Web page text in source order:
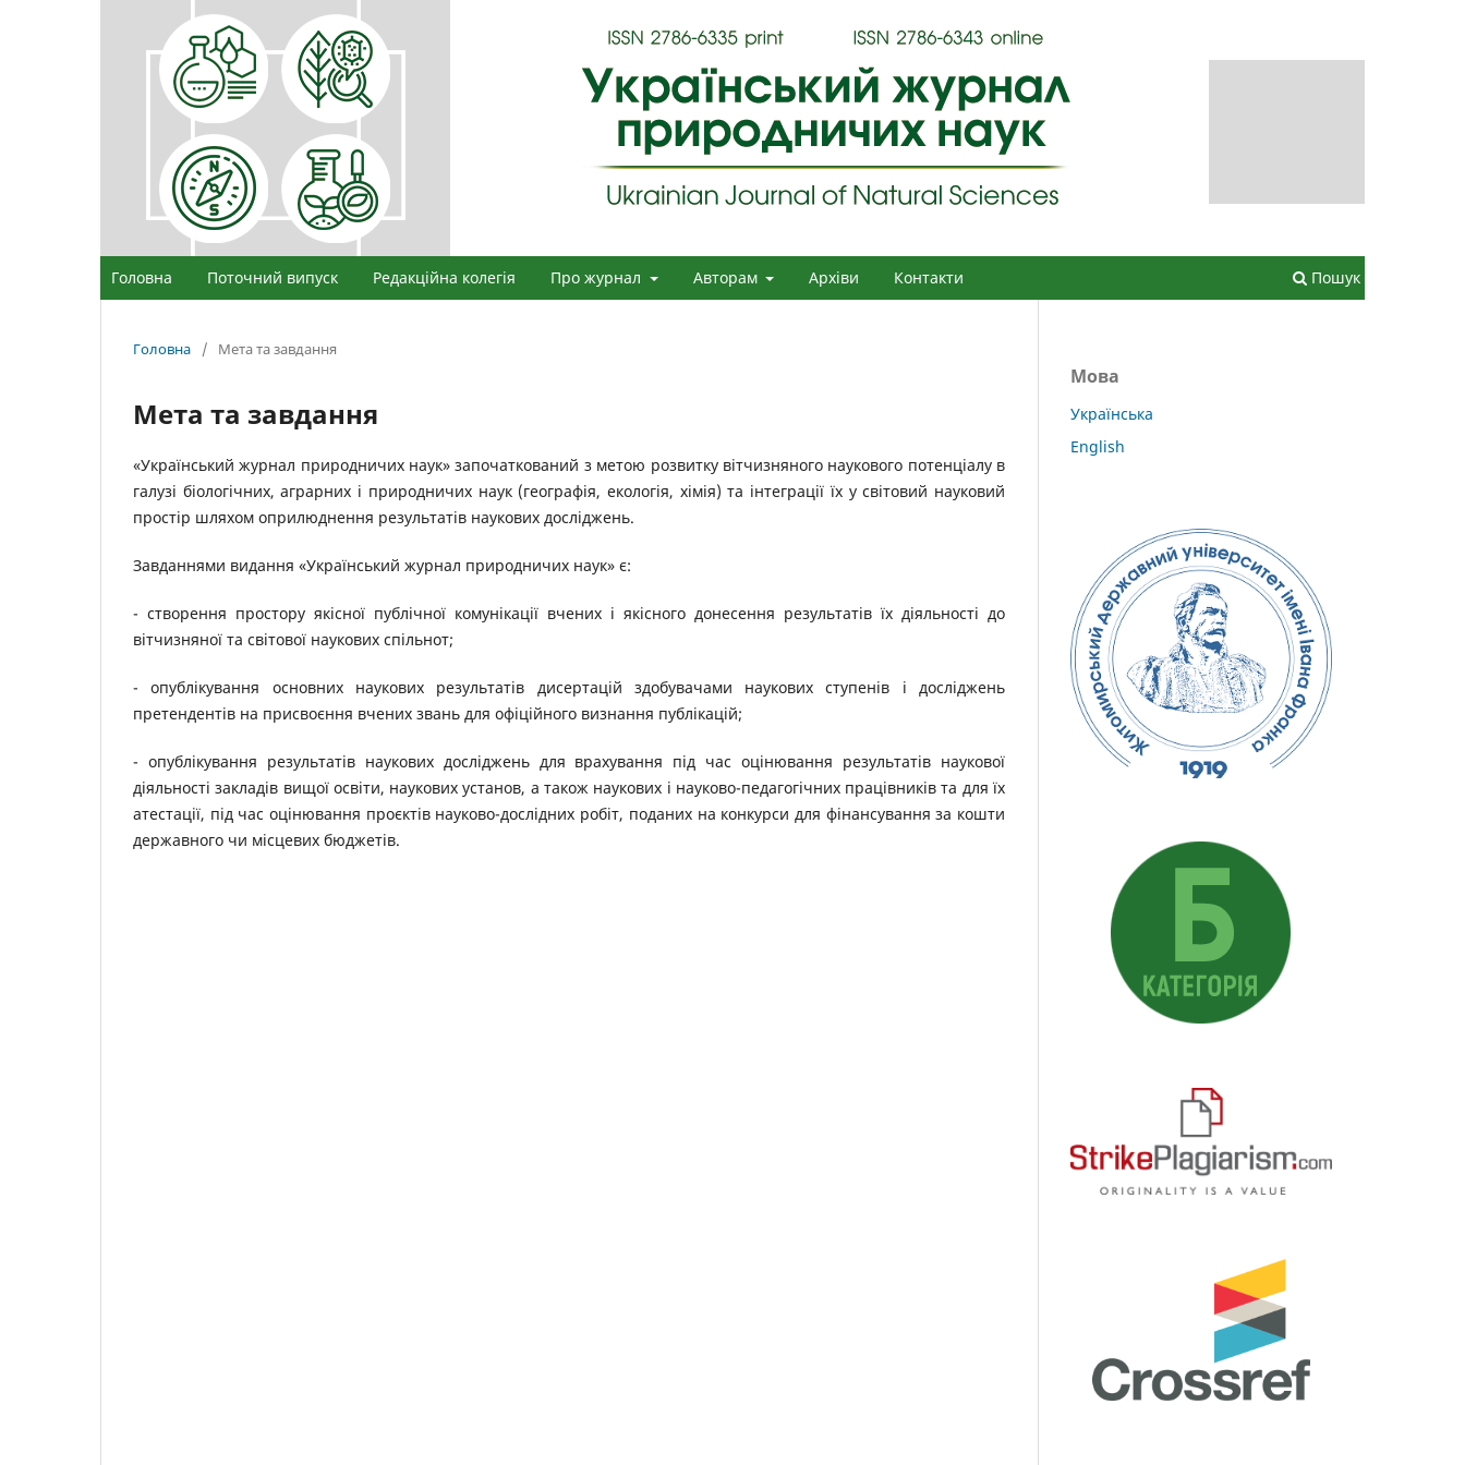
Головна Поточний випуск Редакційна колегія Про журнал Авторам Архіви Контакти Пошук
Головна / Мета та завдання
Мета та завдання
«Український журнал природничих наук» започаткований з метою розвитку вітчизняного наукового потенціалу в
галузі біологічних, аграрних і природничих наук (географія, екологія, хімія) та інтеграції їх у світовий науковий
простір шляхом оприлюднення результатів наукових досліджень.
Завданнями видання «Український журнал природничих наук» є:
- створення простору якісної публічної комунікації вчених і якісного донесення результатів їх діяльності до
вітчизняної та світової наукових спільнот;
- опублікування основних наукових результатів дисертацій здобувачами наукових ступенів і досліджень
претендентів на присвоєння вчених звань для офіційного визнання публікацій;
- опублікування результатів наукових досліджень для врахування під час оцінювання результатів наукової
діяльності закладів вищої освіти, наукових установ, а також наукових і науково-педагогічних працівників та для їх
атестації, під час оцінювання проєктів науково-дослідних робіт, поданих на конкурси для фінансування за кошти
державного чи місцевих бюджетів.
Мова
Українська
English